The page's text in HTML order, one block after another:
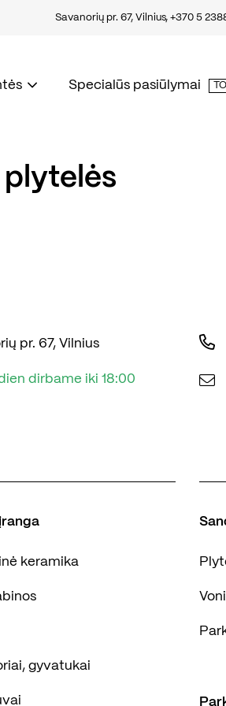
Savanorių pr. 67, Vilnius, +370 5
Specialūs pasiūlymai
plytelės
pr. 67, Vilnius
dirbame iki 18:00
keramika
gyvatukai